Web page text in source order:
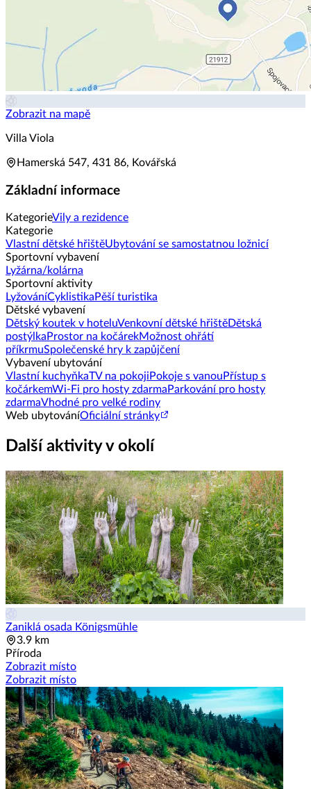
Zobrazit na mapě
Villa Viola
Hamerská 547, 431 86, Kovářská
Základní informace
KategorieVily a rezidence
Kategorie
Vlastní dětské hřištěUbytování se samostatnou ložnicí
Sportovní vybavení
Lyžárna/kolárna
Sportovní aktivity
LyžováníCyklistika Pěší turistika
Dětské vybavení
Dětský koutek v hoteluVenkovní dětské hřištěDětská
postýlka Prostor na kočárekMožnost ohřátí
příkrmuSpolečenské hry k zapůjčení
Vybavení ubytování
Vlastní kuchyňkaTV na pokoji Pokoje s vanou Přístup s
kočárkemWi-Fi pro hosty zdarma Parkování pro hosty
zdarmaVhodné pro velké rodiny
Web ubytováníOficiální stránky
Další aktivity v okolí
Zaniklá osada Königsmühle
3.9 km
Příroda
Zobrazit místo
Zobrazit místo